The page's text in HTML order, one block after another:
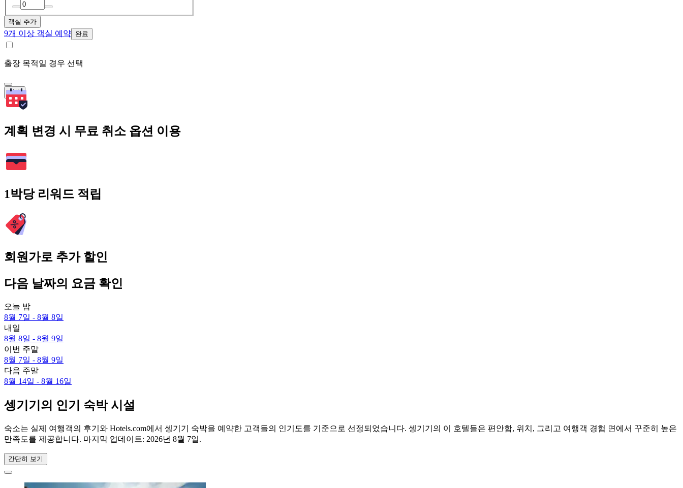
객실 추가
9개 이상 객실 예약 완료
출장 목적일 경우 선택
검색
계획 변경 시 무료 취소 옵션 이용
1박당 리워드 적립
회원가로 추가 할인
다음 날짜의 요금 확인
오늘 밤
8월 7일 - 8월 8일
내일
8월 8일 - 8월 9일
이번 주말
8월 7일 - 8월 9일
다음 주말
8월 14일 - 8월 16일
셍기기의 인기 숙박 시설
숙소는 실제 여행객의 후기와 Hotels.com에서 셍기기 숙박을 예약한 고객들의 인기도를 기준으로 선정되었습니다. 셍기기의 이 호텔들은 편안함, 위치, 그리고 여행객 경험 면에서 꾸준히 높은
만족도를 제공합니다. 마지막 업데이트: 2026년 8월 7일.
간단히 보기